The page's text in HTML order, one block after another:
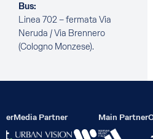
Bus:
Linea 702 – fermata Via
Neruda / Via Brennero
(Cologno Monzese).
Media Partner Main Partner